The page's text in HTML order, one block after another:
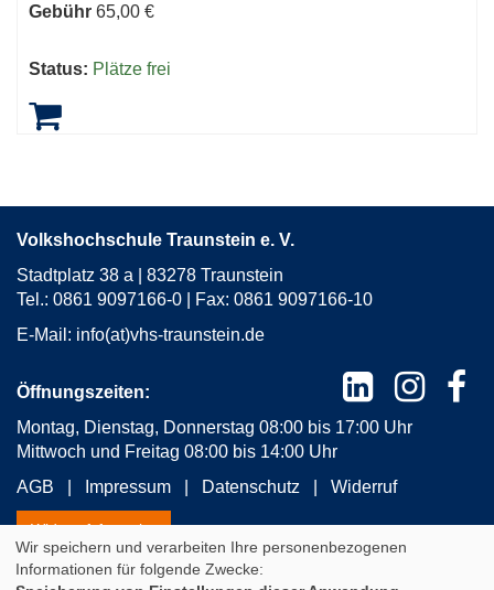
Gebühr 65,00 €
Status: Plätze frei
Volkshochschule Traunstein e. V.
Stadtplatz 38 a | 83278 Traunstein
Tel.: 0861 9097166-0 | Fax: 0861 9097166-10
E-Mail: info(at)vhs-traunstein.de
Öffnungszeiten:
Montag, Dienstag, Donnerstag 08:00 bis 17:00 Uhr
Mittwoch und Freitag 08:00 bis 14:00 Uhr
AGB
Impressum Datenschutz Widerruf
Widerrufsformular
Wir speichern und verarbeiten Ihre personenbezogenen
Informationen für folgende Zwecke: